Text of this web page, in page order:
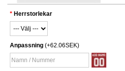
Herrstorlekar
Anpassning (+62.06SEK)